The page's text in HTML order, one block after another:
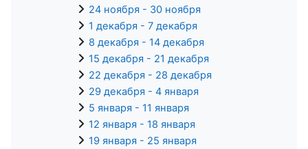
24 ноября - 30 ноября
1 декабря - 7 декабря
8 декабря - 14 декабря
15 декабря - 21 декабря
22 декабря - 28 декабря
29 декабря - 4 января
5 января - 11 января
12 января - 18 января
19 января - 25 января